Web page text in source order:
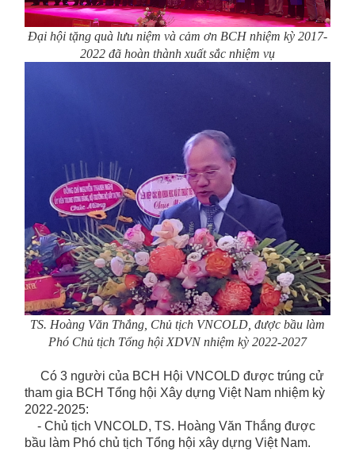
Đại hội tặng quà lưu niệm và cảm ơn BCH nhiệm kỳ 2017-
2022 đã hoàn thành xuất sắc nhiệm vụ
TS. Hoàng Văn Thắng, Chủ tịch VNCOLD, được bầu làm
Phó Chủ tịch Tổng hội XDVN nhiệm kỳ 2022-2027
Có 3 người của BCH Hội VNCOLD được trúng cử
tham gia BCH Tổng hội Xây dựng Việt Nam nhiệm kỳ
2022-2025:
- Chủ tịch VNCOLD, TS. Hoàng Văn Thắng được
bầu làm Phó chủ tịch Tổng hội xây dựng Việt Nam.